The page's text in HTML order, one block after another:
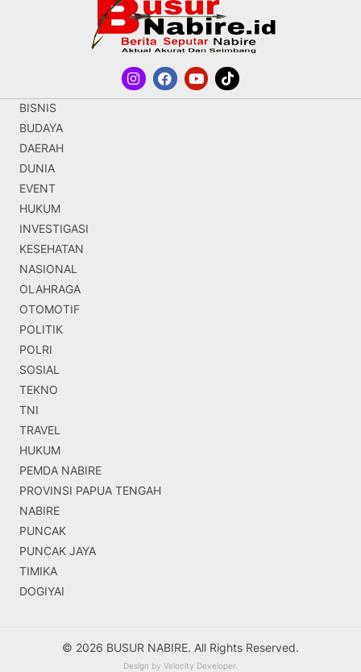
BISNIS
BUDAYA
DAERAH
DUNIA
EVENT
HUKUM
INVESTIGASI
KESEHATAN
NASIONAL
OLAHRAGA
OTOMOTIF
POLITIK
POLRI
SOSIAL
TEKNO
TNI
TRAVEL
HUKUM
PEMDA NABIRE
PROVINSI PAPUA TENGAH
NABIRE
PUNCAK
PUNCAK JAYA
TIMIKA
DOGIYAI
© 2026 BUSUR NABIRE. All Rights Reserved.
Design by Velocity Developer